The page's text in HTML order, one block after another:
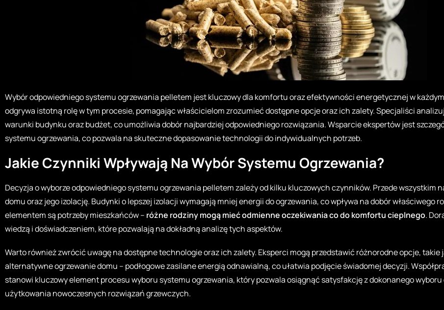
Wybór odpowiedniego systemu ogrzewania pelletem jest kluczowy dla komfortu oraz efektywności energetycznej w
odgrywa istotną rolę w tym procesie, pomagając właścicielom zrozumieć dostępne opcje oraz ich zalety. Specjaliści
warunki budynku oraz budżet, co umożliwia dobór najbardziej odpowiedniego rozwiązania. Wsparcie ekspertów jest
systemu ogrzewania, co pozwala na skuteczne dopasowanie technologii do indywidualnych potrzeb.
Jakie Czynniki Wpływają Na Wybór Systemu Ogrzewania?
Decyzja o wyborze odpowiedniego systemu ogrzewania pelletem zależy od kilku kluczowych czynników. Przede wszystkim
domu oraz jego izolację. Budynki o lepszej izolacji wymagają mniej energii do ogrzewania, co wpływa na dobór właściwego
elementem są potrzeby mieszkańców – różne rodziny mogą mieć odmienne oczekiwania co do komfortu cieplnego.
wiedzą i doświadczeniem, które pozwalają na dokładną analizę tych aspektów.
Warto również zwrócić uwagę na dostępne technologie oraz ich zalety. Eksperci mogą przedstawić różnorodne opcje, takie
alternatywne ogrzewanie domu – podłogowe zasilane energią odnawialną, co ułatwia podjęcie świadomej decyzji.
stanowi kluczowy element procesu wyboru systemu ogrzewania, który pozwala osiągnąć satysfakcję z dokonanego wyboru
użytkowania nowoczesnych rozwiązań grzewczych.